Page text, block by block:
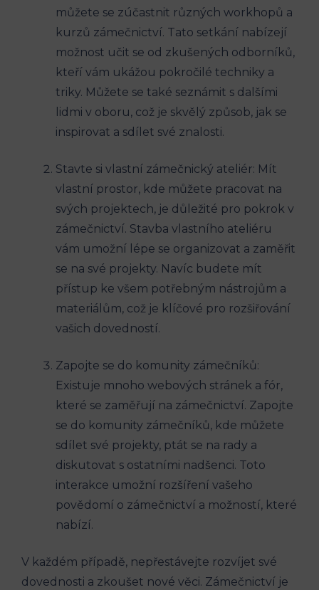
můžete se zúčastnit různých workhopů a
kurzů zámečnictví. Tato setkání nabízejí
možnost učit se od zkušených odborníků,
kteří vám ukážou pokročilé techniky a
triky. Můžete se také seznámit s dalšími
lidmi v oboru, což je skvělý způsob, jak se
inspirovat a sdílet své znalosti.
Stavte si vlastní zámečnický ateliér: Mít
vlastní prostor, kde můžete pracovat na
svých projektech, je důležité pro pokrok v
zámečnictví. Stavba vlastního ateliéru
vám umožní lépe se organizovat a zaměřit
se na své projekty. Navíc budete mít
přístup ke všem potřebným nástrojům a
materiálům, což je klíčové pro rozšiřování
vašich dovedností.
Zapojte se do komunity zámečníků:
Existuje mnoho webových stránek a fór,
které se zaměřují na zámečnictví. Zapojte
se do komunity zámečníků, kde můžete
sdílet své projekty, ptát se na rady a
diskutovat s ostatními nadšenci. Toto
interakce umožní rozšíření vašeho
povědomí o zámečnictví a možností, které
nabízí.
V každém případě, nepřestávejte rozvíjet své
dovednosti a zkoušet nové věci. Zámečnictví je